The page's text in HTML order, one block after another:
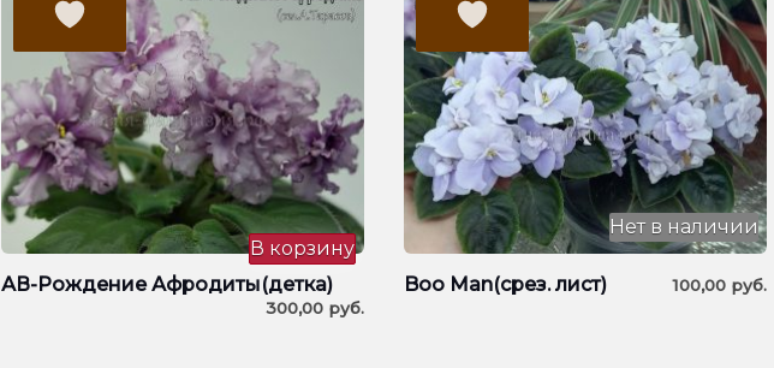
АВ-Рождение Афродиты(детка)
300,00 руб.
В корзину
Boo Man(срез. лист)
100,00 руб.
Нет в наличии